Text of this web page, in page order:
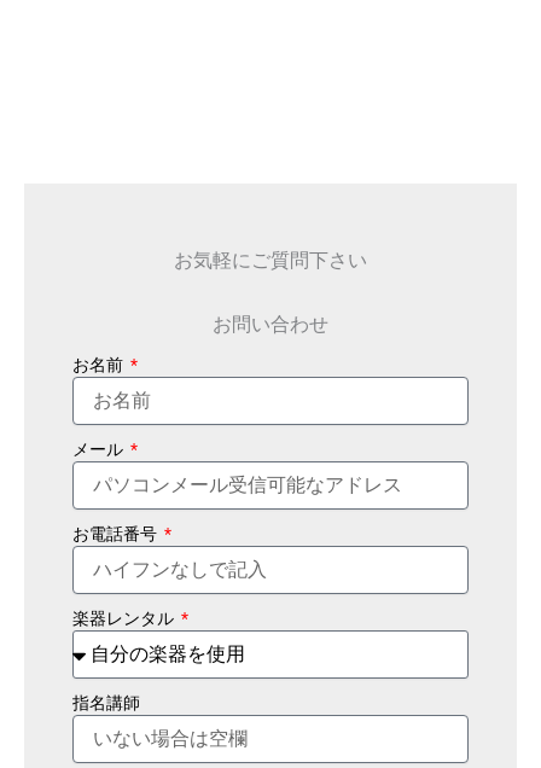
お気軽にご質問下さい
お問い合わせ
お名前
メール
お電話番号
楽器レンタル
指名講師